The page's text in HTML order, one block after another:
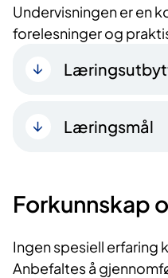
Undervisningen er en
forelesninger og
Læringsmål
Forkunnskap
Ingen spesiell erfaring
Anbefaltes å